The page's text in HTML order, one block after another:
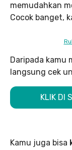
memudahkan
Cocok banget,
Daripada kamu
langsung cek
KLIK DI
Kamu juga bisa